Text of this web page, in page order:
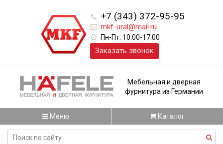
+7 (343) 372-95-95
mkf-ural@mail.ru
Пн-Пт: 10:00-17:00
Заказать звонок
Мебельная и дверная
фурнитура из Германии
Меню Каталог